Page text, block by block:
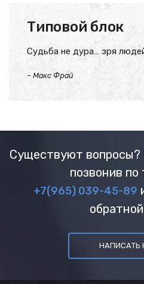
Типовой блок
Судьба не дура… зря
– Макс Фрай
Существуют
позвонив
+7(965) 039-45-89
НАПИСАТЬ